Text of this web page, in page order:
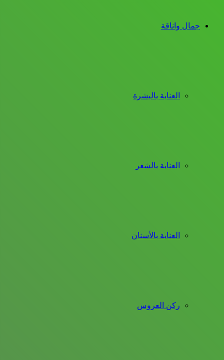
جمال واناقة
العناية بالبشرة
العناية بالشعر
العناية بالأسنان
ركن العروس